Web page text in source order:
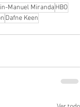
Manuel Miranda HBO
Dafne Keen